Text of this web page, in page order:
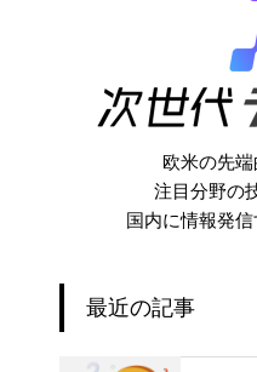
欧米の先
注目分野の
国内に情報発
最近の記事